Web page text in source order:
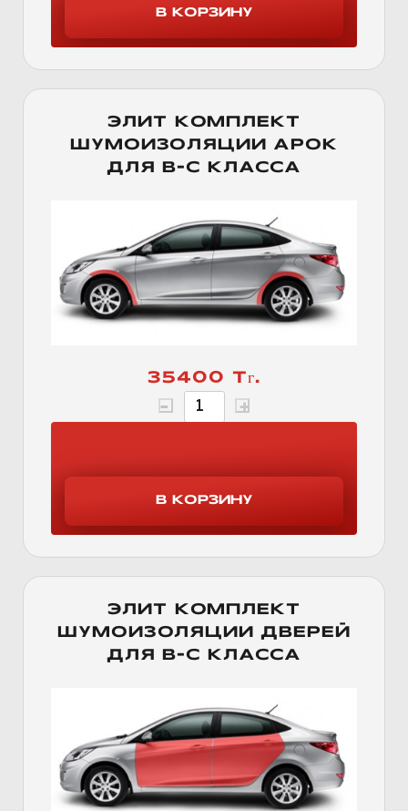
ЭЛИТ КОМПЛЕКТ
ШУМОИЗОЛЯЦИИ АРОК
ДЛЯ B-C КЛАССА
35400 Тг.
ЭЛИТ КОМПЛЕКТ
ШУМОИЗОЛЯЦИИ ДВЕРЕЙ
ДЛЯ B-C КЛАССА